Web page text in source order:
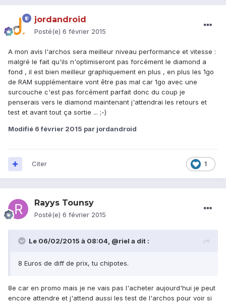
jordandroid
Posté(e) 6 février 2015
A mon avis l'archos sera meilleur niveau performance et vitesse :
malgré le fait qu'ils n'optimiseront pas forcément le diamond a
fond , il est bien meilleur graphiquement en plus , en plus les 1go
de RAM supplémentaire vont être pas mal car 1go avec une
surcouche c'est pas forcément parfait donc du coup je
penserais vers le diamond maintenant j'attendrai les retours et
test et avant tout ça sortie ... ;-)
Modifié 6 février 2015 par jordandroid
1
Citer
Rayys Tounsy
Posté(e) 6 février 2015
Le 06/02/2015 à 08:04, @riel a dit :
8 Euros de diff de prix, tu chipotes.
8e car en promo mais je ne vais pas l'acheter aujourd'hui je peut
encore attendre et j'attend aussi les test de l'archos pour voir si